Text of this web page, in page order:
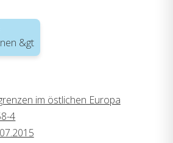
&gt
im östlichen Europa
4